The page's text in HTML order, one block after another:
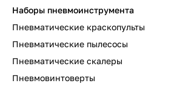
Наборы пневмоинструмента
Пневматические краскопульты
Пневматические пылесосы
Пневматические скалеры
Пневмовинтоверты